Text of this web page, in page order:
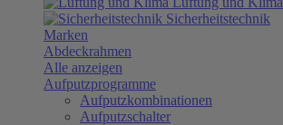
Sicherheitstechnik
Marken
Abdeckrahmen
Alle anzeigen
Aufputzprogramme
Aufputzkombinationen
Aufputzschalter